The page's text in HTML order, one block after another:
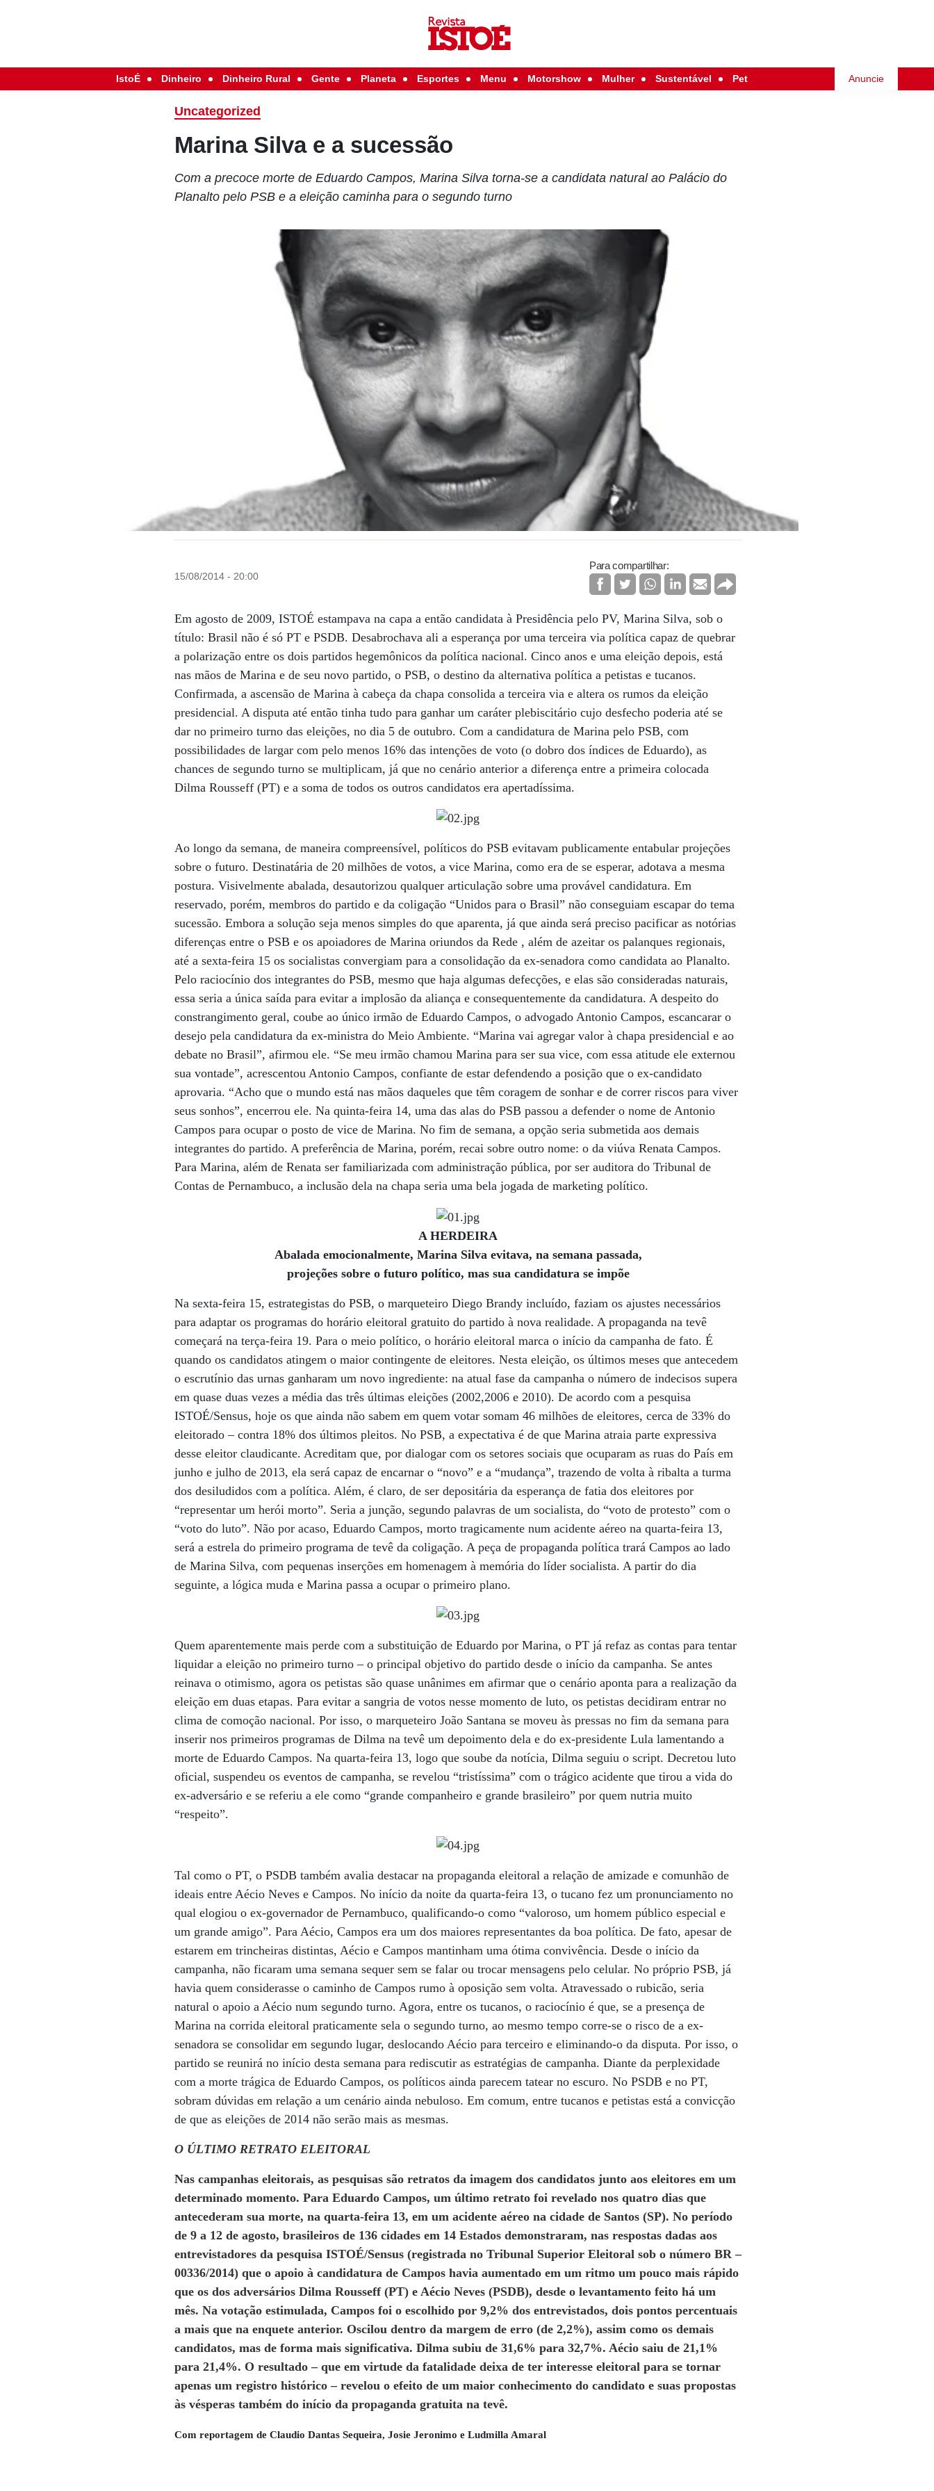
IstoÉ Dinheiro Dinheiro Rural Gente Planeta Esportes Menu Motorshow Mulher Sustentável Pet Anuncie
Uncategorized
Marina Silva e a sucessão
Com a precoce morte de Eduardo Campos, Marina Silva torna-se a candidata natural ao Palácio do
Planalto pelo PSB e a eleição caminha para o segundo turno
15/08/2014 - 20:00
Para compartilhar:
Em agosto de 2009, ISTOÉ estampava na capa a então candidata à Presidência pelo PV, Marina Silva, sob o
título: Brasil não é só PT e PSDB. Desabrochava ali a esperança por uma terceira via política capaz de quebrar
a polarização entre os dois partidos hegemônicos da política nacional. Cinco anos e uma eleição depois, está
nas mãos de Marina e de seu novo partido, o PSB, o destino da alternativa política a petistas e tucanos.
Confirmada, a ascensão de Marina à cabeça da chapa consolida a terceira via e altera os rumos da eleição
presidencial. A disputa até então tinha tudo para ganhar um caráter plebiscitário cujo desfecho poderia até se
dar no primeiro turno das eleições, no dia 5 de outubro. Com a candidatura de Marina pelo PSB, com
possibilidades de largar com pelo menos 16% das intenções de voto (o dobro dos índices de Eduardo), as
chances de segundo turno se multiplicam, já que no cenário anterior a diferença entre a primeira colocada
Dilma Rousseff (PT) e a soma de todos os outros candidatos era apertadíssima.
Ao longo da semana, de maneira compreensível, políticos do PSB evitavam publicamente entabular projeções
sobre o futuro. Destinatária de 20 milhões de votos, a vice Marina, como era de se esperar, adotava a mesma
postura. Visivelmente abalada, desautorizou qualquer articulação sobre uma provável candidatura. Em
reservado, porém, membros do partido e da coligação “Unidos para o Brasil” não conseguiam escapar do tema
sucessão. Embora a solução seja menos simples do que aparenta, já que ainda será preciso pacificar as notórias
diferenças entre o PSB e os apoiadores de Marina oriundos da Rede , além de azeitar os palanques regionais,
até a sexta-feira 15 os socialistas convergiam para a consolidação da ex-senadora como candidata ao Planalto.
Pelo raciocínio dos integrantes do PSB, mesmo que haja algumas defecções, e elas são consideradas naturais,
essa seria a única saída para evitar a implosão da aliança e consequentemente da candidatura. A despeito do
constrangimento geral, coube ao único irmão de Eduardo Campos, o advogado Antonio Campos, escancarar o
desejo pela candidatura da ex-ministra do Meio Ambiente. “Marina vai agregar valor à chapa presidencial e ao
debate no Brasil”, afirmou ele. “Se meu irmão chamou Marina para ser sua vice, com essa atitude ele externou
sua vontade”, acrescentou Antonio Campos, confiante de estar defendendo a posição que o ex-candidato
aprovaria. “Acho que o mundo está nas mãos daqueles que têm coragem de sonhar e de correr riscos para viver
seus sonhos”, encerrou ele. Na quinta-feira 14, uma das alas do PSB passou a defender o nome de Antonio
Campos para ocupar o posto de vice de Marina. No fim de semana, a opção seria submetida aos demais
integrantes do partido. A preferência de Marina, porém, recai sobre outro nome: o da viúva Renata Campos.
Para Marina, além de Renata ser familiarizada com administração pública, por ser auditora do Tribunal de
Contas de Pernambuco, a inclusão dela na chapa seria uma bela jogada de marketing político.
A HERDEIRA
Abalada emocionalmente, Marina Silva evitava, na semana passada,
projeções sobre o futuro político, mas sua candidatura se impõe
Na sexta-feira 15, estrategistas do PSB, o marqueteiro Diego Brandy incluído, faziam os ajustes necessários
para adaptar os programas do horário eleitoral gratuito do partido à nova realidade. A propaganda na tevê
começará na terça-feira 19. Para o meio político, o horário eleitoral marca o início da campanha de fato. É
quando os candidatos atingem o maior contingente de eleitores. Nesta eleição, os últimos meses que antecedem
o escrutínio das urnas ganharam um novo ingrediente: na atual fase da campanha o número de indecisos supera
em quase duas vezes a média das três últimas eleições (2002,2006 e 2010). De acordo com a pesquisa
ISTOÉ/Sensus, hoje os que ainda não sabem em quem votar somam 46 milhões de eleitores, cerca de 33% do
eleitorado – contra 18% dos últimos pleitos. No PSB, a expectativa é de que Marina atraia parte expressiva
desse eleitor claudicante. Acreditam que, por dialogar com os setores sociais que ocuparam as ruas do País em
junho e julho de 2013, ela será capaz de encarnar o “novo” e a “mudança”, trazendo de volta à ribalta a turma
dos desiludidos com a política. Além, é claro, de ser depositária da esperança de fatia dos eleitores por
“representar um herói morto”. Seria a junção, segundo palavras de um socialista, do “voto de protesto” com o
“voto do luto”. Não por acaso, Eduardo Campos, morto tragicamente num acidente aéreo na quarta-feira 13,
será a estrela do primeiro programa de tevê da coligação. A peça de propaganda política trará Campos ao lado
de Marina Silva, com pequenas inserções em homenagem à memória do líder socialista. A partir do dia
seguinte, a lógica muda e Marina passa a ocupar o primeiro plano.
Quem aparentemente mais perde com a substituição de Eduardo por Marina, o PT já refaz as contas para tentar
liquidar a eleição no primeiro turno – o principal objetivo do partido desde o início da campanha. Se antes
reinava o otimismo, agora os petistas são quase unânimes em afirmar que o cenário aponta para a realização da
eleição em duas etapas. Para evitar a sangria de votos nesse momento de luto, os petistas decidiram entrar no
clima de comoção nacional. Por isso, o marqueteiro João Santana se moveu às pressas no fim da semana para
inserir nos primeiros programas de Dilma na tevê um depoimento dela e do ex-presidente Lula lamentando a
morte de Eduardo Campos. Na quarta-feira 13, logo que soube da notícia, Dilma seguiu o script. Decretou luto
oficial, suspendeu os eventos de campanha, se revelou “tristíssima” com o trágico acidente que tirou a vida do
ex-adversário e se referiu a ele como “grande companheiro e grande brasileiro” por quem nutria muito
“respeito”.
Tal como o PT, o PSDB também avalia destacar na propaganda eleitoral a relação de amizade e comunhão de
ideais entre Aécio Neves e Campos. No início da noite da quarta-feira 13, o tucano fez um pronunciamento no
qual elogiou o ex-governador de Pernambuco, qualificando-o como “valoroso, um homem público especial e
um grande amigo”. Para Aécio, Campos era um dos maiores representantes da boa política. De fato, apesar de
estarem em trincheiras distintas, Aécio e Campos mantinham uma ótima convivência. Desde o início da
campanha, não ficaram uma semana sequer sem se falar ou trocar mensagens pelo celular. No próprio PSB, já
havia quem considerasse o caminho de Campos rumo à oposição sem volta. Atravessado o rubicão, seria
natural o apoio a Aécio num segundo turno. Agora, entre os tucanos, o raciocínio é que, se a presença de
Marina na corrida eleitoral praticamente sela o segundo turno, ao mesmo tempo corre-se o risco de a ex-
senadora se consolidar em segundo lugar, deslocando Aécio para terceiro e eliminando-o da disputa. Por isso, o
partido se reunirá no início desta semana para rediscutir as estratégias de campanha. Diante da perplexidade
com a morte trágica de Eduardo Campos, os políticos ainda parecem tatear no escuro. No PSDB e no PT,
sobram dúvidas em relação a um cenário ainda nebuloso. Em comum, entre tucanos e petistas está a convicção
de que as eleições de 2014 não serão mais as mesmas.
O ÚLTIMO RETRATO ELEITORAL
Nas campanhas eleitorais, as pesquisas são retratos da imagem dos candidatos junto aos eleitores em um
determinado momento. Para Eduardo Campos, um último retrato foi revelado nos quatro dias que
antecederam sua morte, na quarta-feira 13, em um acidente aéreo na cidade de Santos (SP). No período
de 9 a 12 de agosto, brasileiros de 136 cidades em 14 Estados demonstraram, nas respostas dadas aos
entrevistadores da pesquisa ISTOÉ/Sensus (registrada no Tribunal Superior Eleitoral sob o número BR –
00336/2014) que o apoio à candidatura de Campos havia aumentado em um ritmo um pouco mais rápido
que os dos adversários Dilma Rousseff (PT) e Aécio Neves (PSDB), desde o levantamento feito há um
mês. Na votação estimulada, Campos foi o escolhido por 9,2% dos entrevistados, dois pontos percentuais
a mais que na enquete anterior. Oscilou dentro da margem de erro (de 2,2%), assim como os demais
candidatos, mas de forma mais significativa. Dilma subiu de 31,6% para 32,7%. Aécio saiu de 21,1%
para 21,4%. O resultado – que em virtude da fatalidade deixa de ter interesse eleitoral para se tornar
apenas um registro histórico – revelou o efeito de um maior conhecimento do candidato e suas propostas
às vésperas também do início da propaganda gratuita na tevê.
Com reportagem de Claudio Dantas Sequeira, Josie Jeronimo e Ludmilla Amaral